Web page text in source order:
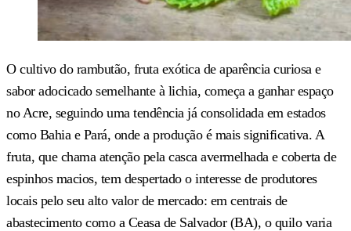
O cultivo do rambutão, fruta exótica de aparência curiosa e
sabor adocicado semelhante à lichia, começa a ganhar espaço
no Acre, seguindo uma tendência já consolidada em estados
como Bahia e Pará, onde a produção é mais significativa. A
fruta, que chama atenção pela casca avermelhada e coberta de
espinhos macios, tem despertado o interesse de produtores
locais pelo seu alto valor de mercado: em centrais de
abastecimento como a Ceasa de Salvador (BA), o quilo varia